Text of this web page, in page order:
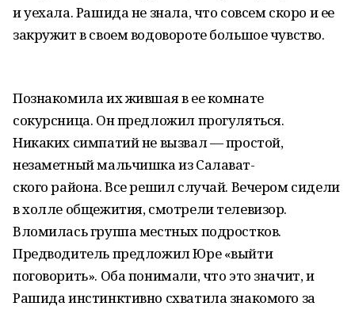
и уехала. Рашида не знала, что совсем скоро и ее
закружит в своем водовороте большое чувство.
Познакомила их жившая в ее комнате
сокурсница. Он предложил прогуляться.
Никаких симпатий не вызвал — простой,
незаметный мальчишка из Салават-
ского района. Все решил случай. Вечером сидели
в холле общежития, смотрели телевизор.
Вломилась группа местных подростков.
Предводитель предложил Юре «выйти
поговорить». Оба понимали, что это значит, и
Рашида инстинктивно схватила знакомого за